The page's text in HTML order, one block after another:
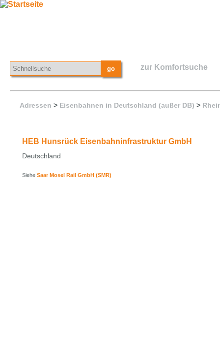
zur Komfortsuche
Adressen > Eisenbahnen in Deutschland (außer DB) >
HEB Hunsrück Eisenbahninfrastruktur GmbH
Deutschland
Siehe Saar Mosel Rail GmbH (SMR)